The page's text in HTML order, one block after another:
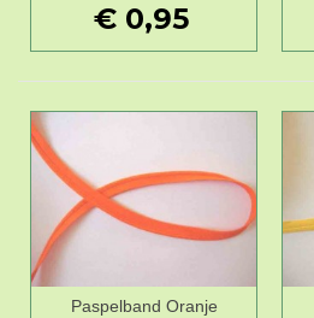
€ 0,95
Paspelband Oranje